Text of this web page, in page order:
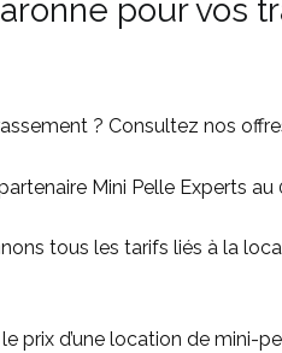
pour vos
? Consultez nos
Mini Pelle Experts au
tous les tarifs liés à la
prix d’une location de mini-